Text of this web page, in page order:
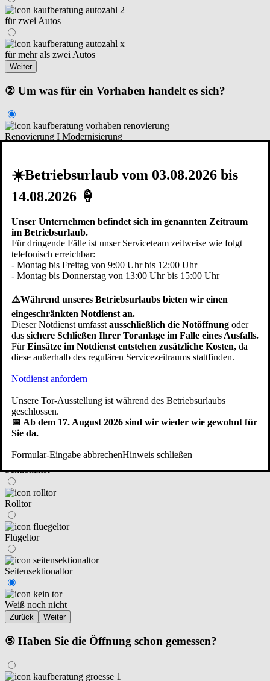
für zwei Autos
für mehr als zwei Autos
Weiter
② Um was für ein Vorhaben handelt es sich?
Renovierung I Modernisierung
Neubau – Garage steht schon
Neubau – in der Planungsphase
Zurück Weiter
③ Die Garage ist...
neben dem Haus angebaut/freistehend
eine Fertiggarage
Schwingtor (Kipptor)
Sektionaltor
Rolltor
Flügeltor
Seitensektionaltor
Weiß noch nicht
Zurück Weiter
⑤ Haben Sie die Öffnung schon gemessen?
☀️Betriebsurlaub vom 03.08.2026 bis
14.08.2026 🍦
Unser Unternehmen befindet sich im genannten Zeitraum
im Betriebsurlaub.
Für dringende Fälle ist unser Serviceteam zeitweise wie folgt
telefonisch erreichbar:
- Montag bis Freitag von 9:00 Uhr bis 12:00 Uhr
- Montag bis Donnerstag von 13:00 Uhr bis 15:00 Uhr
⚠️Während unseres Betriebsurlaubs bieten wir einen
eingeschränkten Notdienst an.
Dieser Notdienst umfasstausschließlich die Notöffnung oder
das sichere Schließen Ihrer Toranlage im Falle eines Ausfalls.
FürEinsätze im Notdienst entstehen zusätzliche Kosten, da
diese außerhalb des regulären Servicezeitraums stattfinden.
Notdienst anfordern
Unsere Tor-Ausstellung ist während des Betriebsurlaubs
geschlossen.
📅 Ab dem 17. August 2026 sind wir wieder wie gewohnt für
Sie da.
Formular-Eingabe abbrechenHinweis schließen